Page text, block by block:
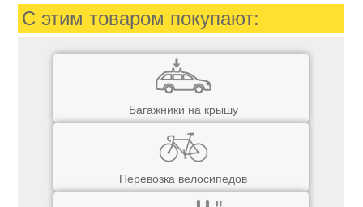
С этим товаром покупают:
Багажники на крышу
Перевозка велосипедов